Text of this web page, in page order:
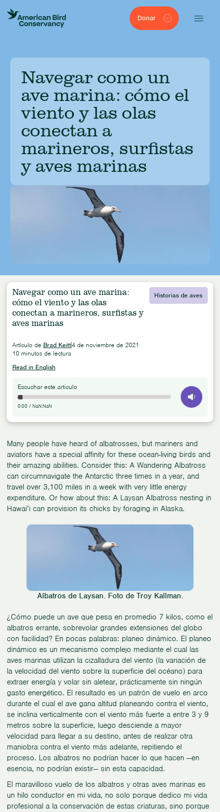
Donar
Navegar como un
ave marina: cómo el
viento y las olas
conectan a
marineros, surfistas
y aves marinas
Navegar como un ave marina:
cómo el viento y las olas
conectan a marineros, surfistas y
aves marinas
Artículo de Brad Keitt4 de noviembre de 2021
10 minutos de lectura
Read in English
Historias de aves
Escuchar este articulo
0:00 / NaN:NaN
Many people have heard of albatrosses, but mariners and
aviators have a special affinity for these ocean-living birds and
their amazing abilities. Consider this: A Wandering Albatross
can circumnavigate the Antarctic three times in a year, and
travel over 3,100 miles in a week with very little energy
expenditure. Or how about this: A Laysan Albatross nesting in
Hawai’i can provision its chicks by foraging in Alaska.
Albatros de Laysan. Foto de Troy Kallman.
¿Cómo puede un ave que pesa en promedio 7 kilos, como el
albatros errante, sobrevolar grandes extensiones del globo
con facilidad? En pocas palabras: planeo dinámico. El planeo
dinámico es un mecanismo complejo mediante el cual las
aves marinas utilizan la cizalladura del viento (la variación de
la velocidad del viento sobre la superficie del océano) para
extraer energía y volar sin aletear, prácticamente sin ningún
gasto energético. El resultado es un patrón de vuelo en arco
durante el cual el ave gana altitud planeando contra el viento,
se inclina verticalmente con el viento más fuerte a entre 3 y 9
metros sobre la superficie, luego desciende a mayor
velocidad para llegar a su destino, antes de realizar otra
maniobra contra el viento más adelante, repitiendo el
proceso. Los albatros no podrían hacer lo que hacen —en
esencia, no podrían existir— sin esta capacidad.
El maravilloso vuelo de los albatros y otras aves marinas es
un hilo conductor en mi vida, no solo porque dedico mi vida
profesional a la conservación de estas criaturas, sino porque